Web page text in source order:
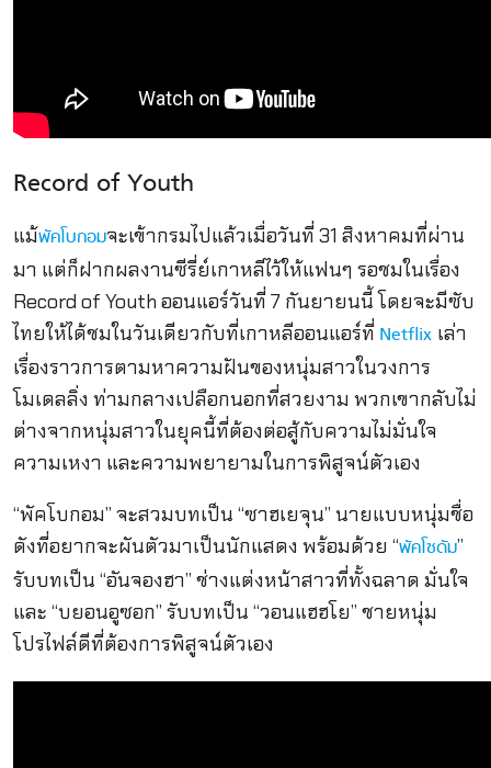
Record of Youth
แม้พัคโบกอมจะเข้ากรมไปแล้วเมื่อวันที่ 31 สิงหาคมที่ผ่าน
มา แต่ก็ฝากผลงานซีรี่ย์เกาหลีไว้ให้แฟนๆ รอชมในเรื่อง
Record of Youth ออนแอร์วันที่ 7 กันยายนนี้ โดยจะมีซับ
ไทยให้ได้ชมในวันเดียวกับที่เกาหลีออนแอร์ที่ Netflix เล่า
เรื่องราวการตามหาความฝันของหนุ่มสาวในวงการ
โมเดลลิ่ง ท่ามกลางเปลือกนอกที่สวยงาม พวกเขากลับไม่
ต่างจากหนุ่มสาวในยุคนี้ที่ต้องต่อสู้กับความไม่มั่นใจ
ความเหงา และความพยายามในการพิสูจน์ตัวเอง
“พัคโบกอม” จะสวมบทเป็น “ซาฮเยจุน” นายแบบหนุ่มชื่อ
ดังที่อยากจะผันตัวมาเป็นนักแสดง พร้อมด้วย “พัคโซดัม”
รับบทเป็น “อันจองฮา” ช่างแต่งหน้าสาวที่ทั้งฉลาด มั่นใจ
และ “บยอนอูซอก” รับบทเป็น “วอนแฮฮโย” ชายหนุ่ม
โปรไฟล์ดีที่ต้องการพิสูจน์ตัวเอง